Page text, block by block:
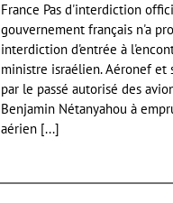
France Pas d'interdiction
gouvernement français n'a
interdiction d'entrée à
ministre israélien. Aéronef et
par le passé autorisé des
Benjamin Nétanyahou à
aérien [...]